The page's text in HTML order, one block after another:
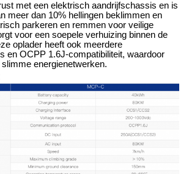
met een elektrisch aandrijfschassis en is
meer dan 10% hellingen beklimmen en
parkeren en remmen voor veilige
voor een soepele verhuizing binnen de
oplader heeft ook meerdere
en OCPP 1.6J-compatibiliteit, waardoor
energienetwerken.